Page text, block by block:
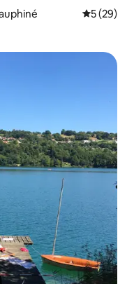
5 (29)